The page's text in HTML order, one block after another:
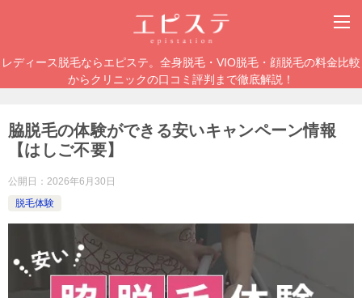
レディース脱毛ならエピステ。全身脱毛・VIO脱毛・顔脱毛の料金比較
からクリニックの口コミ評判まで徹底解説！
脇脱毛の体験ができる安いキャンペーン情報
【はしご不要】
公開日： 2026年6月30日
脱毛体験